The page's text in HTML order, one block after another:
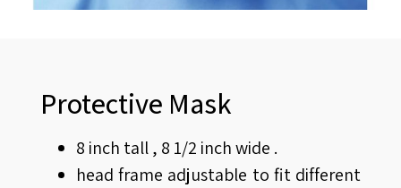
Protective Mask
8 inch tall , 8 1/2 inch wide .
head frame adjustable to fit different